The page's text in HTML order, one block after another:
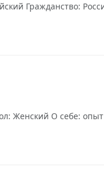
Гражданство:
Женский О себе: